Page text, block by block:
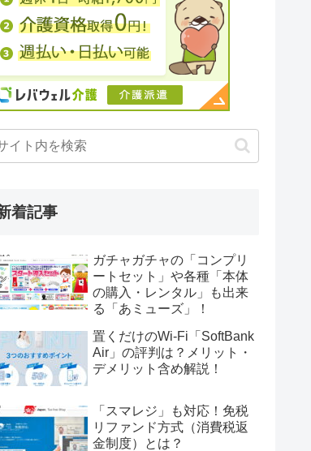
着記事
ガチャガチャの「コンプリ
ートセット」や各種「本体
の購入・レンタル」も出来
る「あミューズ」！
置くだけのWi-Fi「SoftBank
Air」の評判は？メリット・
デメリット含め解説！
「スマレジ」も対応！免税
リファンド方式（消費税返
金制度）とは？